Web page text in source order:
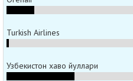
Turkish Airlines
Узбекистон хаво йуллари